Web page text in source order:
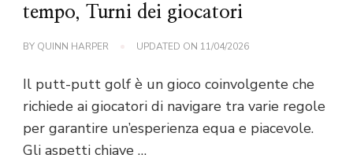
tempo, Turni dei giocatori
BY QUINN HARPER UPDATED ON 11/04/2026
Il putt-putt golf è un gioco coinvolgente che
richiede ai giocatori di navigare tra varie regole
per garantire un’esperienza equa e piacevole.
Gli aspetti chiave …